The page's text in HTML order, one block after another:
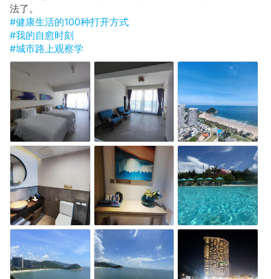
法了。
#健康生活的100种打开方式
#我的自愈时刻
#城市路上观察学